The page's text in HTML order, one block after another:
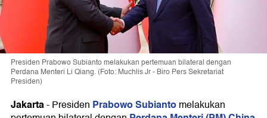
Presiden Prabowo Subianto melakukan pertemuan bilateral dengan
Perdana Menteri Li Qiang. (Foto: Muchlis Jr - Biro Pers Sekretariat
Presiden)
Jakarta-Presiden Prabowo Subiantomelakukan